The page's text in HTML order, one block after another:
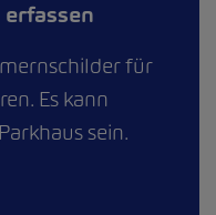
erfassen
für
Es kann
sein.